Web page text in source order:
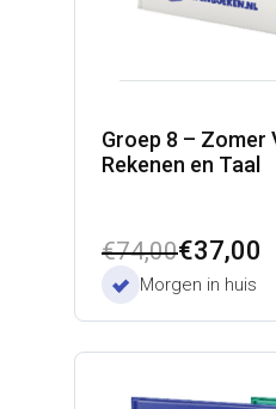
Groep 8 – Zomer
Rekenen en Taal
€74,00
Oorspronkelijke
prijs
€37,00
Huidige
prijsMorgen in huis